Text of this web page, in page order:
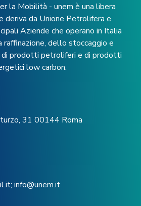
la Mobilità - unem è una libera
deriva da Unione Petrolifera e
Aziende che operano in Italia
raffinazione, dello stoccaggio e
prodotti petroliferi e di prodotti
low carbon.
31 00144 Roma
; info@unem.it